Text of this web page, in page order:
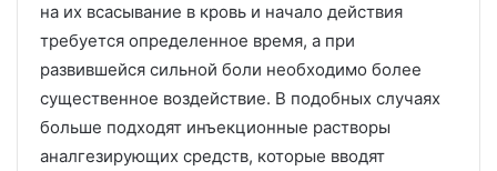
на их всасывание в кровь и начало действия
требуется определенное время, а при
развившейся сильной боли необходимо более
существенное воздействие. В подобных случаях
больше подходят инъекционные растворы
аналгезирующих средств, которые вводят